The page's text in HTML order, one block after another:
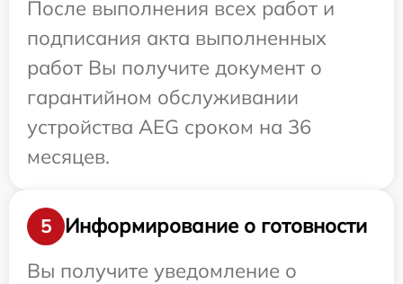
После выполнения всех работ и
подписания акта выполненных
работ Вы получите документ о
гарантийном обслуживании
устройства AEG сроком на 36
месяцев.
5
Информирование о готовности
Вы получите уведомление о